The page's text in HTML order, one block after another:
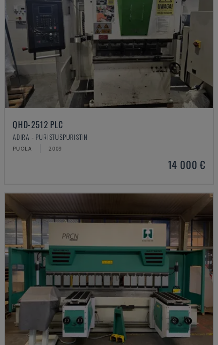
QHD-2512 PLC
ADIRA - PURISTUSPURISTIN
PUOLA 2009
14 000 €